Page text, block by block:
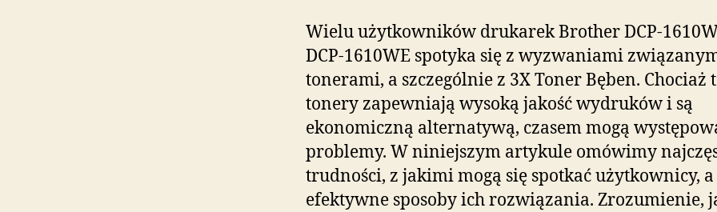
Wielu użytkowników drukarek Brother DCP-
DCP-1610WE spotyka się z wyzwaniami
tonerami, a szczególnie z 3X Toner Bęben. Chociaż
tonery zapewniają wysoką jakość wydruków i są
ekonomiczną alternatywą, czasem mogą
problemy. W niniejszym artykule omówimy
trudności, z jakimi mogą się spotkać użytkownicy,
efektywne sposoby ich rozwiązania. Zrozumienie,